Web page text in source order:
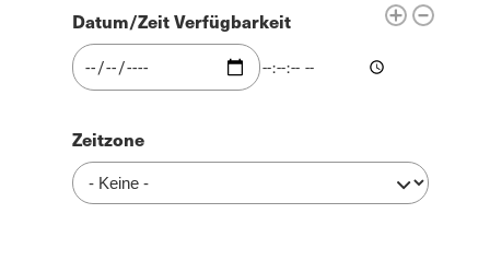
Datum/Zeit Verfügbarkeit
Datum/Zeit Verfügbarkeit: DatumDatum/Zeit Verfügbarkeit:
Zeitzone